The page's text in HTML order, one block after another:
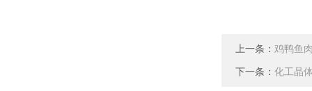
上一条： 鸡鸭鱼
下一条： 化工晶